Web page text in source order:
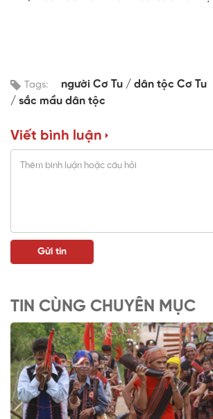
Tags: người Cơ Tu
dân tộc Cơ Tu
sắc mầu dân tộc
Viết bình luận
TIN CÙNG CHUYÊN MỤC